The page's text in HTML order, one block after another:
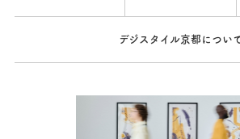
デジスタイル京都につい